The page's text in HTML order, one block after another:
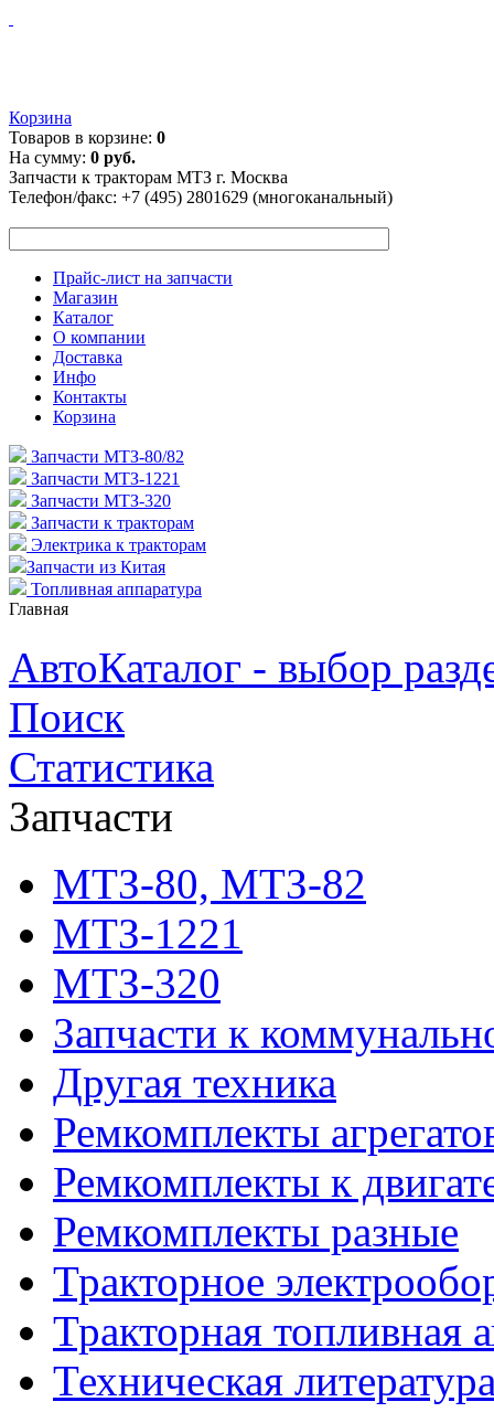
Корзина
Товаров в корзине: 0
На сумму: 0 руб.
Запчасти к тракторам МТЗ г. Москва
Телефон/факс: +7 (495) 2801629 (многоканальный)
Прайс-лист на запчасти
Магазин
Каталог
О компании
Доставка
Инфо
Контакты
Корзина
Запчасти МТЗ-80/82
Запчасти МТЗ-1221
Запчасти МТЗ-320
Запчасти к тракторам
Электрика к тракторам
Запчасти из Китая
Топливная аппаратура
Главная
АвтоКаталог - выбор
Поиск
Статистика
Запчасти
МТЗ-80, МТЗ-82
МТЗ-1221
МТЗ-320
Запчасти к
Другая техника
Ремкомплекты
Ремкомплекты к
Ремкомплекты разные
Тракторное
Тракторная топливная
Техническая